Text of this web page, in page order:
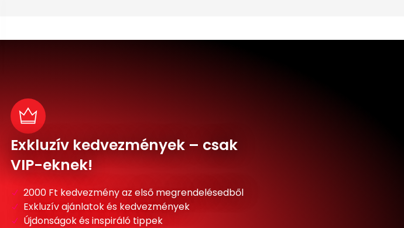
Exkluzív kedvezmények – csak
VIP-eknek!
2000 Ft kedvezmény az első megrendelésedből
Exkluzív ajánlatok és kedvezmények
Újdonságok és inspiráló tippek